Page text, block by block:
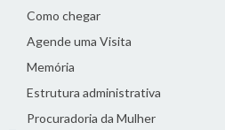
Como chegar
Agende uma Visita
Memória
Estrutura administrativa
Procuradoria da Mulher